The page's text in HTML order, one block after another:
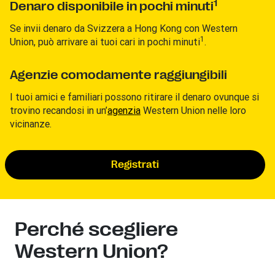
Denaro disponibile in pochi minuti1
Se invii denaro da Svizzera a Hong Kong con Western
Union, può arrivare ai tuoi cari in pochi minuti1 .
Agenzie comodamente raggiungibili
I tuoi amici e familiari possono ritirare il denaro ovunque si
trovino recandosi in un’agenzia Western Union nelle loro
vicinanze.
Registrati
Perché scegliere
Western Union?